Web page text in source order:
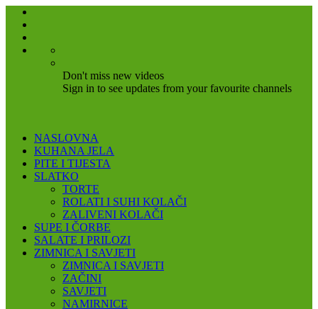
Don't miss new videos
Sign in to see updates from your favourite channels
NASLOVNA
KUHANA JELA
PITE I TIJESTA
SLATKO
TORTE
ROLATI I SUHI KOLAČI
ZALIVENI KOLAČI
SUPE I ČORBE
SALATE I PRILOZI
ZIMNICA I SAVJETI
ZIMNICA I SAVJETI
ZAČINI
SAVJETI
NAMIRNICE